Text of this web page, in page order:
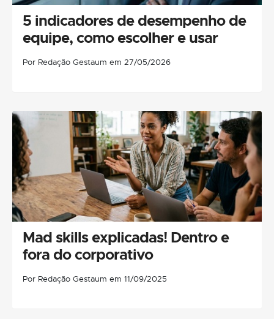
5 indicadores de desempenho de
equipe, como escolher e usar
Por Redação Gestaum em 27/05/2026
Mad skills explicadas! Dentro e
fora do corporativo
Por Redação Gestaum em 11/09/2025